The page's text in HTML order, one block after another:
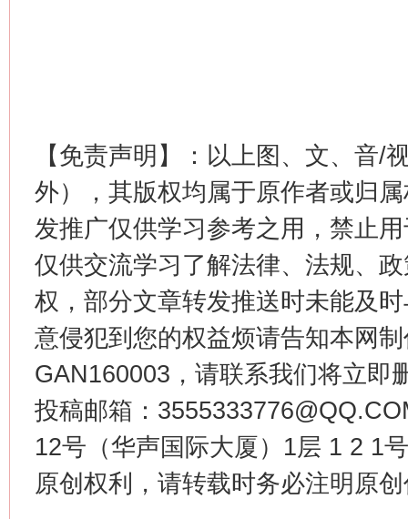
【免责声明】：以上图、文、音/
外），其版权均属于原作者或归
发推广仅供学习参考之用，禁止
仅供交流学习了解法律、法规、
权，部分文章转发推送时未能及
意侵犯到您的权益烦请告知本网
GAN160003，请联系我们将立即
投稿邮箱：
12号（华声国际大厦）1层 1 2 1
原创权利，请转载时务必注明原